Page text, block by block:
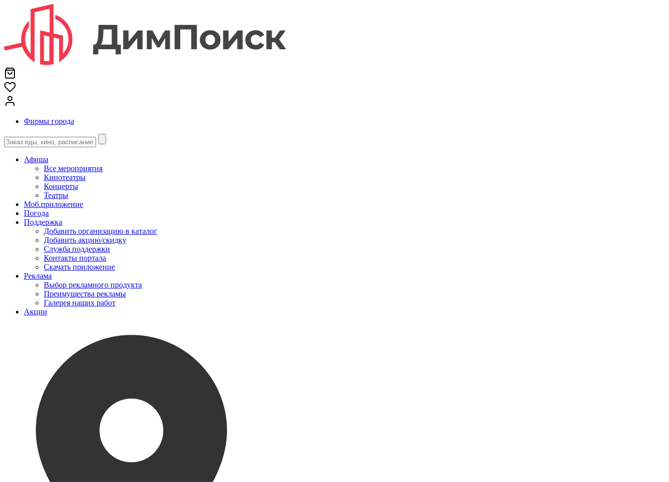
Фирмы города
Афиша
Все мероприятия
Кинотеатры
Концерты
Театры
Моб.приложение
Погода
Поддержка
Добавить организацию в каталог
Добавить акцию/скидку
Служба поддержки
Контакты портала
Скачать приложение
Реклама
Выбор рекламного продукта
Преимущества рекламы
Галерея наших работ
Акции